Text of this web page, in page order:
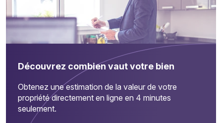
Découvrez combien vaut votre bien
Obtenez une estimation de la valeur de votre
propriété directement en ligne en 4 minutes
seulement.